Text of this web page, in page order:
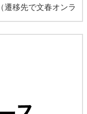
（遷移先で文春オンラ